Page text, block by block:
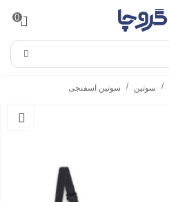
0
/ سوتین / سوتین اسفنجی